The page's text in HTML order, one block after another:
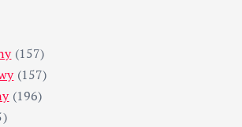
(157)
(157)
(196)